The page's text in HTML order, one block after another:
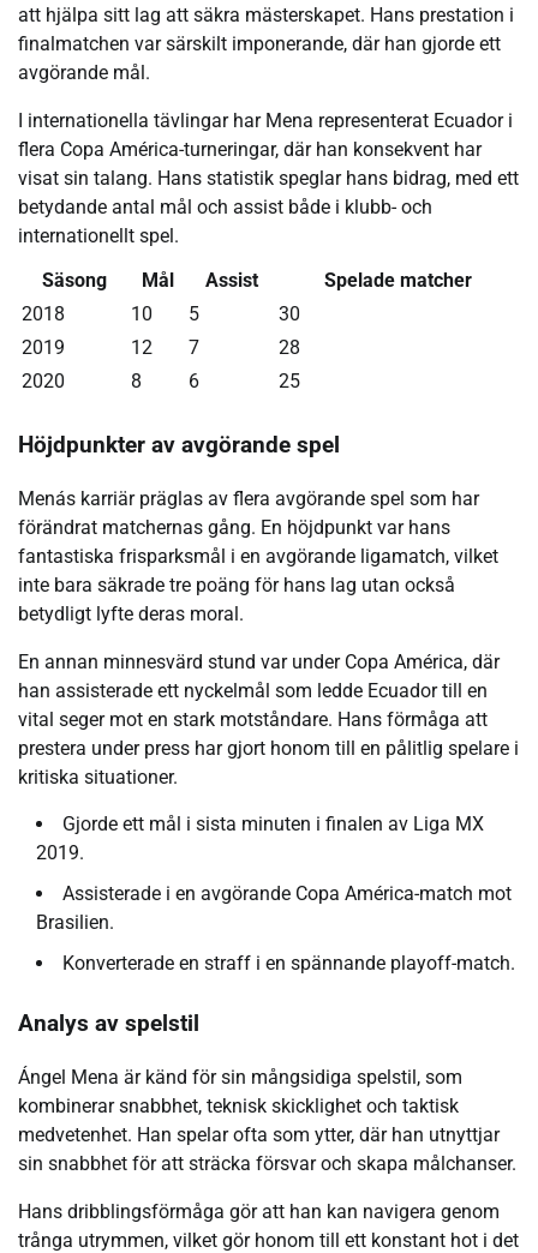
att hjälpa sitt lag att säkra mästerskapet. Hans prestation i
finalmatchen var särskilt imponerande, där han gjorde ett
avgörande mål.
I internationella tävlingar har Mena representerat Ecuador i
flera Copa América-turneringar, där han konsekvent har
visat sin talang. Hans statistik speglar hans bidrag, med ett
betydande antal mål och assist både i klubb- och
internationellt spel.
Säsong
Mål Assist
Spelade matcher
2018
10 5
30
2019
12 7
28
2020
8 6 25
Höjdpunkter av avgörande spel
Menás karriär präglas av flera avgörande spel som har
förändrat matchernas gång. En höjdpunkt var hans
fantastiska frisparksmål i en avgörande ligamatch, vilket
inte bara säkrade tre poäng för hans lag utan också
betydligt lyfte deras moral.
En annan minnesvärd stund var under Copa América, där
han assisterade ett nyckelmål som ledde Ecuador till en
vital seger mot en stark motståndare. Hans förmåga att
prestera under press har gjort honom till en pålitlig spelare i
kritiska situationer.
Gjorde ett mål i sista minuten i finalen av Liga MX
2019.
Assisterade i en avgörande Copa América-match mot
Brasilien.
Konverterade en straff i en spännande playoff-match.
Analys av spelstil
Ángel Mena är känd för sin mångsidiga spelstil, som
kombinerar snabbhet, teknisk skicklighet och taktisk
medvetenhet. Han spelar ofta som ytter, där han utnyttjar
sin snabbhet för att sträcka försvar och skapa målchanser.
Hans dribblingsförmåga gör att han kan navigera genom
trånga utrymmen, vilket gör honom till ett konstant hot i det